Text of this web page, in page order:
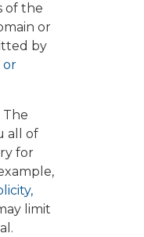
of the
or
by
or
The
all of
for
limit